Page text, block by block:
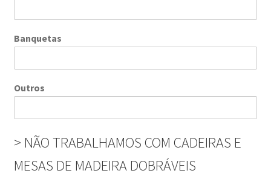
Banquetas
Outros
> NÃO TRABALHAMOS COM CADEIRAS E
MESAS DE MADEIRA DOBRÁVEIS